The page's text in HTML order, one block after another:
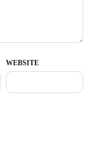
WEBSITE